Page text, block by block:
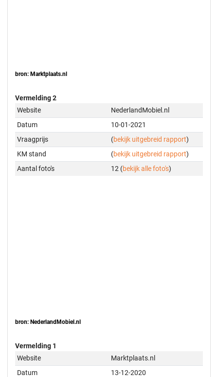
bron: Marktplaats.nl
Vermelding 2
Website
NederlandMobiel.nl
Datum
10-01-2021
Vraagprijs
(bekijk uitgebreid rapport)
KM stand
(bekijk uitgebreid rapport)
Aantal foto's
12 (bekijk alle foto's)
bron: NederlandMobiel.nl
Vermelding 1
Website
Marktplaats.nl
Datum
13-12-2020